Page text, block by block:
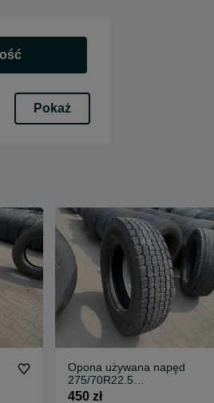
Pokaż
Opona używana napęd
275/70R22.5
CONTINENTAL HDW2
450 zł